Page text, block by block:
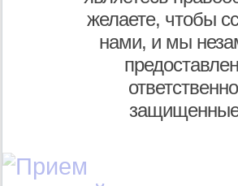
желаете, чтобы
нами, и мы
защищенные